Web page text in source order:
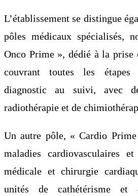
L’établissement se distingue
pôles médicaux spécialisés,
Onco Prime », dédié à la prise
couvrant toutes les
diagnostic au suivi, avec
radiothérapie et de
Un autre pôle, « Cardio
maladies cardiovasculaires
médicale et chirurgie
unités de cathétérisme et